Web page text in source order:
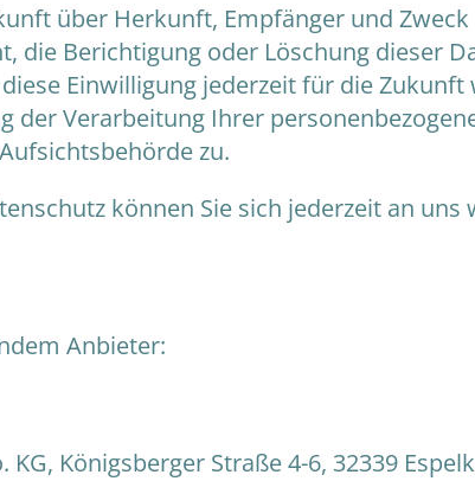
über Herkunft, Empfänger und
die Berichtigung oder Löschung dieser
Einwilligung jederzeit für die
Verarbeitung Ihrer
zu.
können Sie sich jederzeit an uns
Anbieter:
Königsberger Straße 4-6, 32339